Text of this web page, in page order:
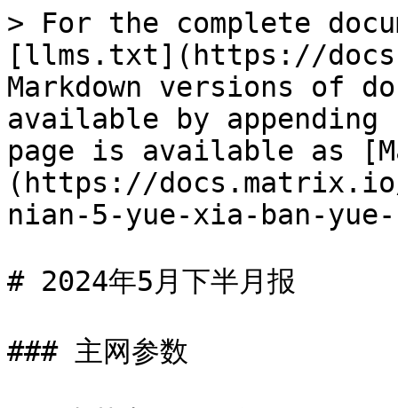
> For the complete
[llms.txt](https://
Markdown versions of
available by
page is available as
(https://
nian-5-yue-xia-ban-
# 2024年5月下半月报
### 主网参数